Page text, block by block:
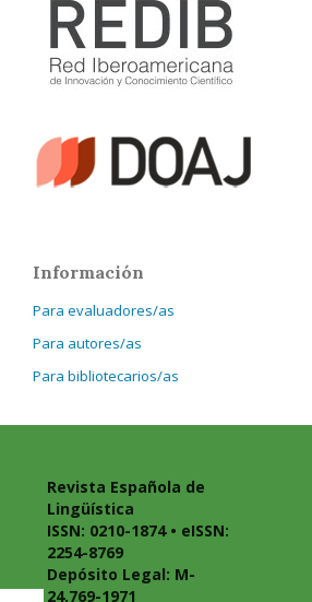
Información
Para evaluadores/as
Para autores/as
Para bibliotecarios/as
Revista Española de
Lingüística
ISSN: 0210-1874 • eISSN:
2254-8769
Depósito Legal: M-
24.769-1971